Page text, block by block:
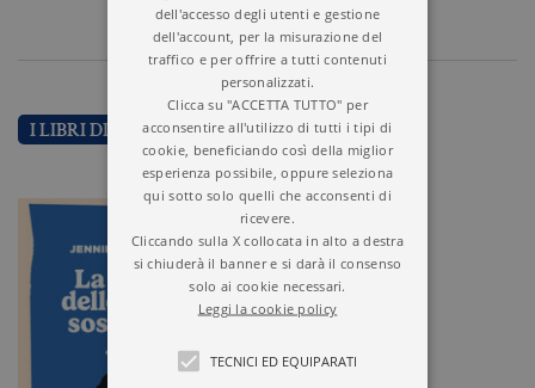
I LIBRI DI JENNIE GODFREY
dell'accesso degli utenti e gestione
dell'account, per la misurazione del
traffico e per offrire a tutti contenuti
personalizzati.
Clicca su "ACCETTA TUTTO" per
acconsentire all'utilizzo di tutti i tipi di
cookie, beneficiando così della miglior
esperienza possibile, oppure seleziona
qui sotto solo quelli che acconsenti di
ricevere.
Cliccando sulla X collocata in alto a destra
si chiuderà il banner e si darà il consenso
solo ai cookie necessari.
Leggi la cookie policy
TECNICI ED EQUIPARATI